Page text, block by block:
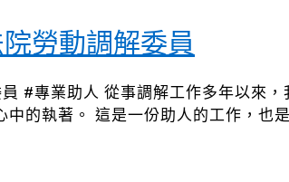
勞動調解委員
#專業助人 從事調解工作多年以來
的執著。 這是一份助人的工作，也